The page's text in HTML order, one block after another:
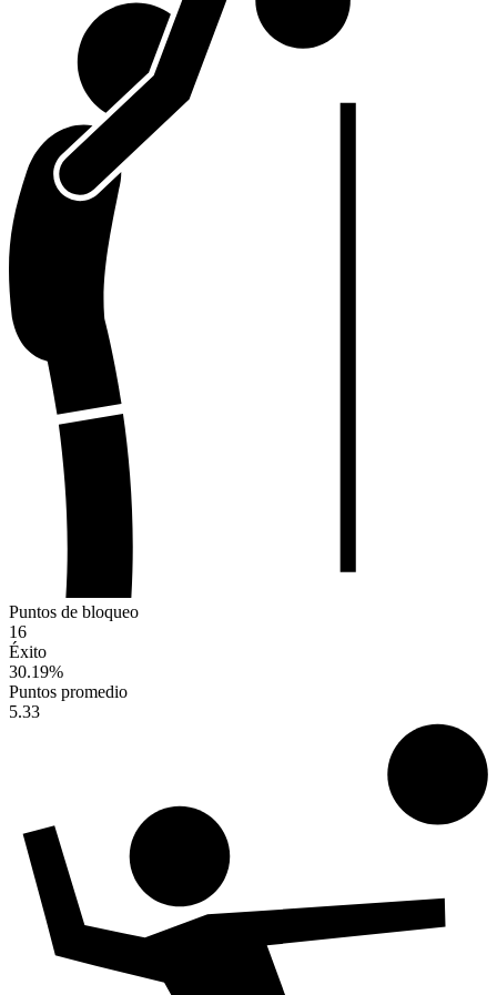
Puntos de bloqueo
16
Éxito
30.19%
Puntos promedio
5.33